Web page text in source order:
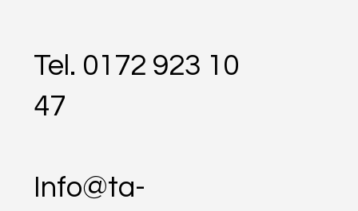
Tel. 0172 923 10
47
Info@ta-